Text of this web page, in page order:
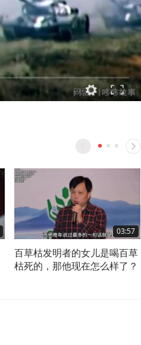
03:57
百草枯发明者的女儿是喝百草
枯死的，那他现在怎么样了？